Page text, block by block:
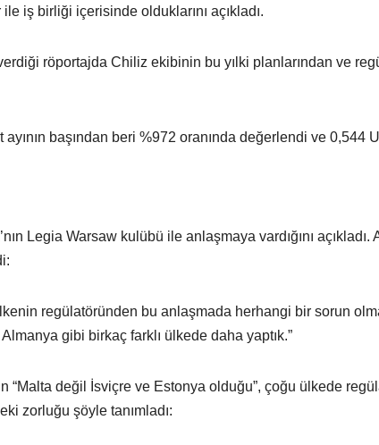
iş birliği içerisinde olduklarını açıkladı.
röportajda Chiliz ekibinin bu yılki planlarından ve
ayının başından beri %972 oranında değerlendi ve 0,544
Legia Warsaw kulübü ile anlaşmaya vardığını açıkladı.
regülatöründen bu anlaşmada herhangi bir sorun
gibi birkaç farklı ülkede daha yaptık.”
“Malta değil İsviçre ve Estonya olduğu”, çoğu ülkede
zorluğu şöyle tanımladı: